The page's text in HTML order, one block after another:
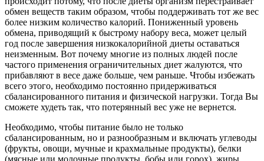
обмен веществ таким образом, чтобы поддерживать тот же вес
более низким количество калорий. Пониженный уровень
обмена, приводящий к быстрому набору веса, может целый
год после завершения низкокалорийной диеты оставаться
неизменным. Вот почему многие из полных людей после
частого применения ограничительных диет жалуются, что
прибавляют в весе даже больше, чем раньше. Чтобы избежать
всего этого, необходимо постоянно придерживаться
сбалансированного питания и физической нагрузки. Тогда Вы
сможете худеть так, что потерянный вес уже не вернется.
Необходимо, чтобы питание было не только
сбалансированным, но и разнообразным и включать углеводы
(фрукты, овощи, мучные и крахмальные продукты), белки
(мясные или молочные продукты, бобы или горох), жиры